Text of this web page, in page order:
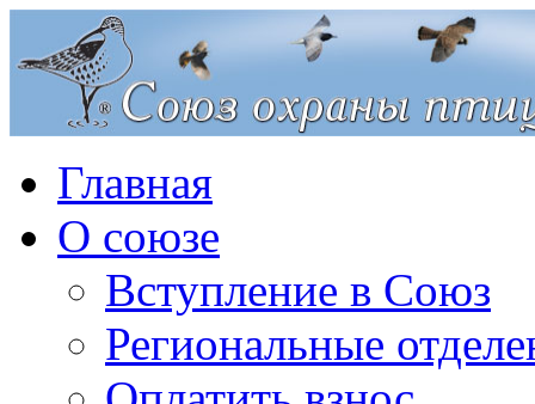
Главная
О союзе
Вступление в Союз
Региональные